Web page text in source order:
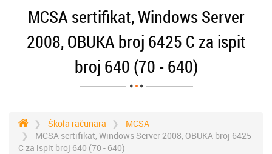
MCSA sertifikat, Windows Server
2008, OBUKA broj 6425 C za ispit
broj 640 (70 - 640)
Škola računara
MCSA
MCSA sertifikat, Windows Server 2008, OBUKA broj 6425
C za ispit broj 640 (70 - 640)